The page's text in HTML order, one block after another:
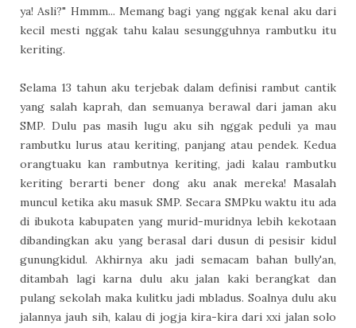
ya! Asli?" Hmmm... Memang bagi yang nggak kenal aku dari
kecil mesti nggak tahu kalau sesungguhnya rambutku itu
keriting.
Selama 13 tahun aku terjebak dalam definisi rambut cantik
yang salah kaprah, dan semuanya berawal dari jaman aku
SMP. Dulu pas masih lugu aku sih nggak peduli ya mau
rambutku lurus atau keriting, panjang atau pendek. Kedua
orangtuaku kan rambutnya keriting, jadi kalau rambutku
keriting berarti bener dong aku anak mereka! Masalah
muncul ketika aku masuk SMP. Secara SMPku waktu itu ada
di ibukota kabupaten yang murid-muridnya lebih kekotaan
dibandingkan aku yang berasal dari dusun di pesisir kidul
gunungkidul. Akhirnya aku jadi semacam bahan bully'an,
ditambah lagi karna dulu aku jalan kaki berangkat dan
pulang sekolah maka kulitku jadi mbladus. Soalnya dulu aku
jalannya jauh sih, kalau di jogja kira-kira dari xxi jalan solo